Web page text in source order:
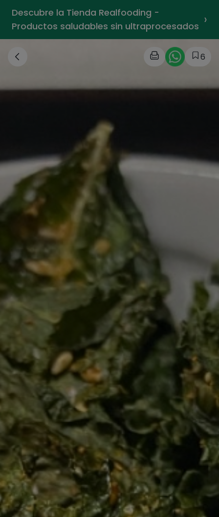
Descubre la Tienda Realfooding -
Productos saludables sin ultraprocesados ›
6